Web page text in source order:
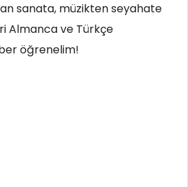
sanata, müzikten seyahate
Almanca ve Türkçe
öğrenelim!